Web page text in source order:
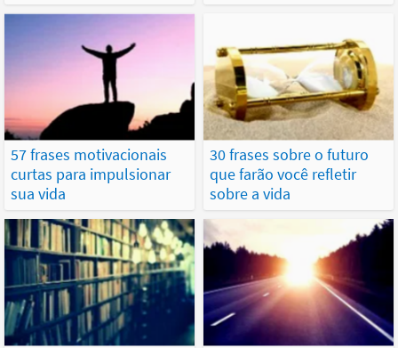
57 frases motivacionais
curtas para impulsionar
sua vida
30 frases sobre o futuro
que farão você refletir
sobre a vida